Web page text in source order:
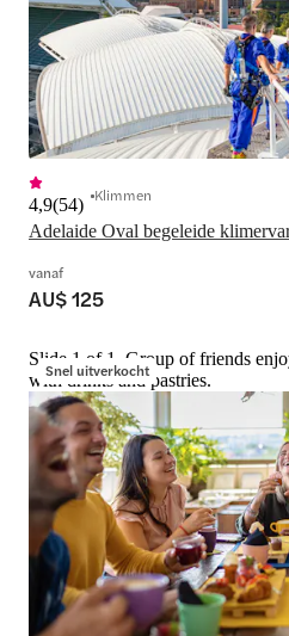
Adelaide Oval begeleide
4,9(54) Klimmen
vanaf
AU$ 125
Snel uitverkocht
Slide 1 of 1, Group of friends
with drinks and pastries.